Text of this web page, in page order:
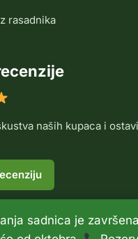
sadnica je završena
rasadnika
naših kupaca i